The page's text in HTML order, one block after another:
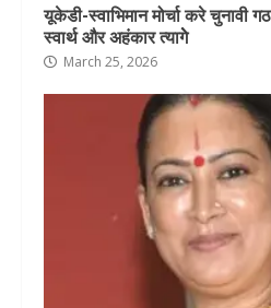
यूकेडी-स्वाभिमान मोर्चा करे चुनावी
स्वार्थ और अहंकार त्यागेे
March 25, 2026